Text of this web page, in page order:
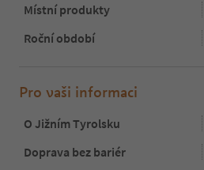
Místní produkty
Roční období
Pro vaši informaci
O Jižním Tyrolsku
Doprava bez bariér